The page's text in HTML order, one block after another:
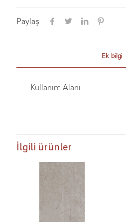
Paylaş
Ek bilgi
Kullanım Alanı
İlgili ürünler